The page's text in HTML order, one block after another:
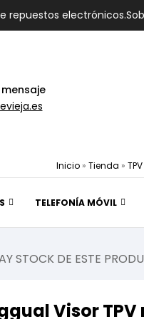
repuestos electrónicos.
Inicio » Tienda »
TELEFONÍA MÓVIL
STOCK DE ESTE
Visor TPV